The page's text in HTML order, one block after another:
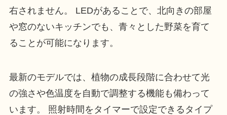
右されません。 LEDがあることで、北向きの部屋
や窓のないキッチンでも、青々とした野菜を育て
ることが可能になります。
最新のモデルでは、植物の成長段階に合わせて光
の強さや色温度を自動で調整する機能も備わって
います。 照射時間をタイマーで設定できるタイプ